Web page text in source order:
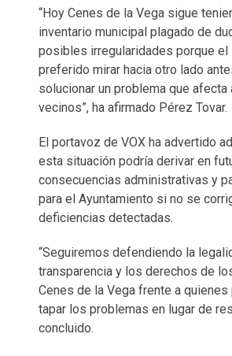
“Hoy Cenes de la Vega sigue
inventario municipal plagado de
posibles irregularidades porque el
preferido mirar hacia otro lado
solucionar un problema que afecta
vecinos”, ha afirmado Pérez Tovar.
El portavoz de VOX ha advertido
esta situación podría derivar en
consecuencias administrativas y
para el Ayuntamiento si no se
deficiencias detectadas.
“Seguiremos defendiendo la
transparencia y los derechos de
Cenes de la Vega frente a quienes
tapar los problemas en lugar de
concluido.